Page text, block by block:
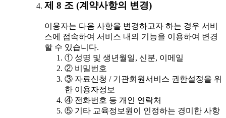
제 8 조 (계약사항의 변경)
이용자는 다음 사항을 변경하고자 하는 경우 서비
스에 접속하여 서비스 내의 기능을 이용하여 변경
할 수 있습니다.
① 성명 및 생년월일, 신분, 이메일
② 비밀번호
③ 자료신청 / 기관회원서비스 권한설정을 위
한 이용자정보
④ 전화번호 등 개인 연락처
⑤ 기타 교육정보원이 인정하는 경미한 사항